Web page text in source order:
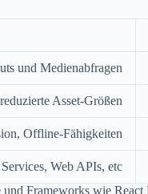
und Medienabfragen
Asset-Größen
Offline-Fähigkeiten
Web APIs, etc.
Frameworks wie